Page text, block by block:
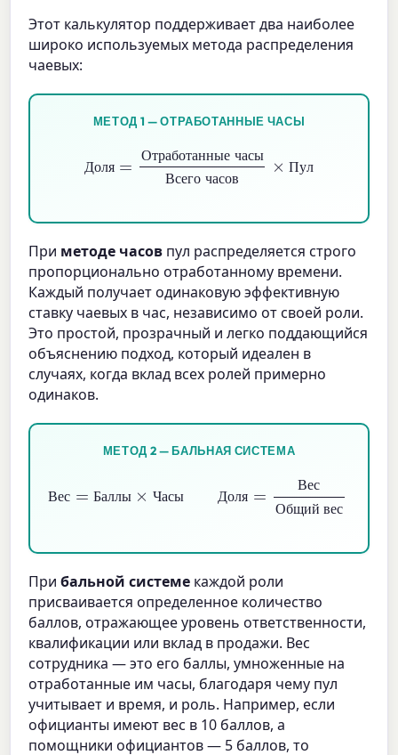
Этот калькулятор поддерживает два наиболее
широко используемых метода распределения
чаевых:
МЕТОД 1 — ОТРАБОТАННЫЕ ЧАСЫ
Д оля
О т ра б о танны е ча сы
В с ег о ч а с ов
П у л
Отработанные часы
Всего часов×Пул
При методе часов пул распределяется строго
пропорционально отработанному времени.
Каждый получает одинаковую эффективную
ставку чаевых в час, независимо от своей роли.
Это простой, прозрачный и легко поддающийся
объяснению подход, который идеален в
случаях, когда вклад всех ролей примерно
одинаков.
МЕТОД 2 — БАЛЬНАЯ СИСТЕМА
В е с Баллы Часы Д оля
В е с
О б щи й в е с
Прибальной системе каждой роли
присваивается определенное количество
баллов, отражающее уровень ответственности,
квалификации или вклад в продажи. Вес
сотрудника — это его баллы, умноженные на
отработанные им часы, благодаря чему пул
учитывает и время, и роль. Например, если
официанты имеют вес в 10 баллов, а
помощники официантов — 5 баллов, то